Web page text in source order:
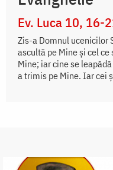
Ev. Luca 10, 16-
Zis-a Domnul ucenicilor
ascultă pe Mine şi cel ce
Mine; iar cine se
a trimis pe Mine. Iar cei